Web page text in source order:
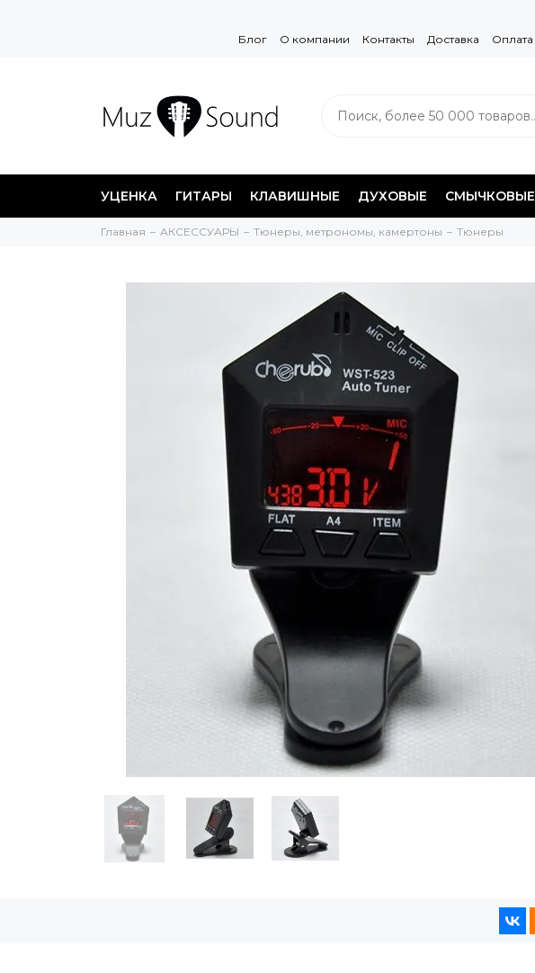
Блог О компании Контакты Доставка Оплата
УЦЕНКА ГИТАРЫ КЛАВИШНЫЕ ДУХОВЫЕ СМЫЧКОВЫЕ
Главная АКСЕССУАРЫ Тюнеры, метрономы, камертоны Тюнеры